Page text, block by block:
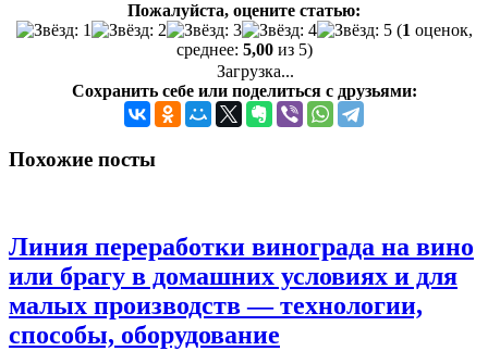
Пожалуйста, оцените статью:
(1 оценок,
среднее: 5,00из 5)
Загрузка...
Сохранить себе или поделиться с друзьями:
Похожие посты
Линия переработки винограда на вино
или брагу в домашних условиях и для
малых производств — технологии,
способы, оборудование